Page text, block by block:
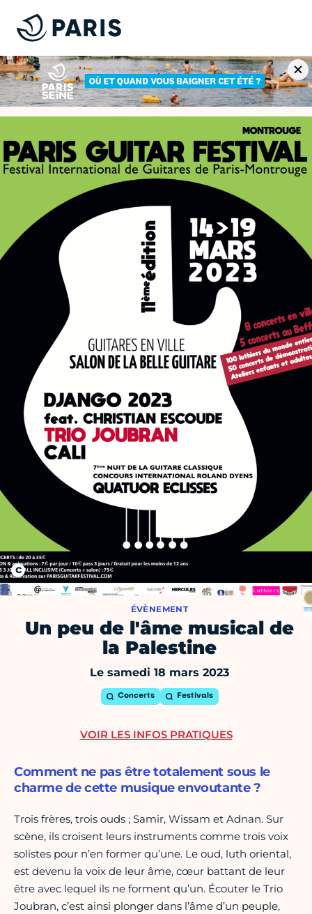
ÉVÈNEMENT
Un peu de l'âme musical de
la Palestine
Le samedi 18 mars 2023
Concerts Festivals
Comment ne pas être totalement sous le
charme de cette musique envoutante ?
Trois frères, trois ouds ; Samir, Wissam et Adnan. Sur
scène, ils croisent leurs instruments comme trois voix
solistes pour n’en former qu’une. Le oud, luth oriental,
est devenu la voix de leur âme, cœur battant de leur
être avec lequel ils ne forment qu’un. Écouter le Trio
Joubran, c’est ainsi plonger dans l’âme d’un peuple,
VOIR LES INFOS PRATIQUES